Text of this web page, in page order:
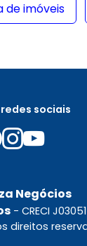
de imóveis
sociais
Negócios
- CRECI J03051
direitos